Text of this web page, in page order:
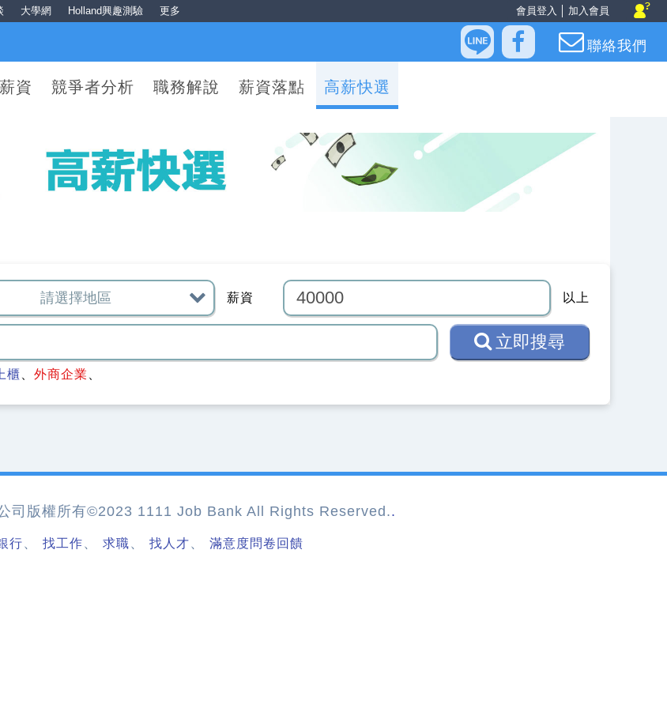
會員登入 加入會員
大學網 Holland興趣測驗 更多
聯絡我們
資 競爭者分析 職務解說 薪資落點 高薪快選
薪資 以上
立即搜尋
櫃 外商企業
司版權所有©2023 1111 Job Bank All Rights Reserved..
行、 找工作、 求職、 找人才、 滿意度問卷回饋